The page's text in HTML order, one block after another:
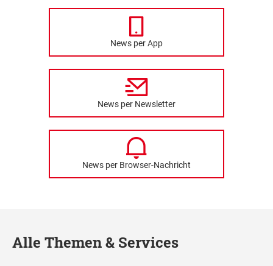
News per App
News per Newsletter
News per Browser-Nachricht
Alle Themen & Services